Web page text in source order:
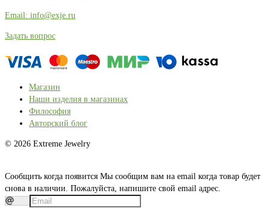
Email: info@exje.ru
Задать вопрос
Магазин
Наши изделия в магазинах
Философия
Авторский блог
© 2026 Extreme Jewelry
Сообщить когда появится Мы сообщим вам на email когда товар будет
снова в наличии. Пожалуйста, напишите свой email адрес.